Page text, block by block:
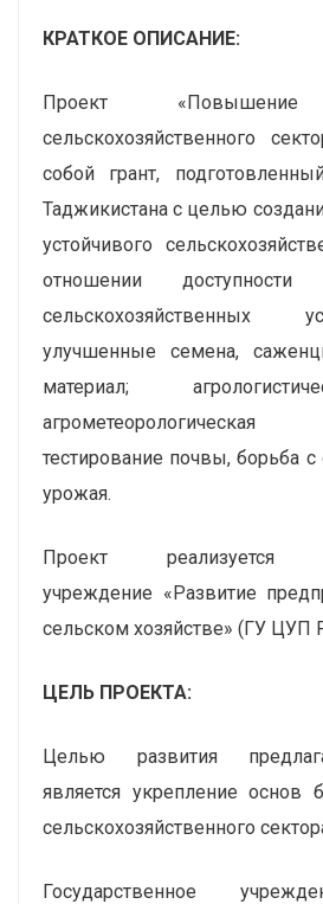
КРАТКОЕ ОПИСАНИЕ:
Проект «Повышение
сельскохозяйственного
собой грант,
Таджикистана с целью
устойчивого
отношении доступности
сельскохозяйственных
улучшенные семена,
материал;
тестирование почвы, борьба с
урожая.
Проект реализуется
учреждение «Развитие
сельском хозяйстве» (ГУ ЦУП
ЦЕЛЬ ПРОЕКТА:
Целью развития
является укрепление основ
сельскохозяйственного
Государственное